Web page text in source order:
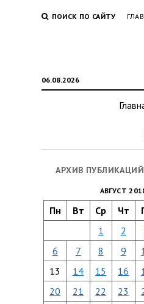
ПОИСК ПО САЙТУ
06.08.2026
АРХИВ
АВГУСТ
Пн Вт Ср Чт
1 2
6
7 8 9
13
14 15 16
20
21 22 23